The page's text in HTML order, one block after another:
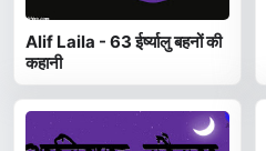
Alif Laila - 63 ईर्ष्यालु बहनों की
कहानी